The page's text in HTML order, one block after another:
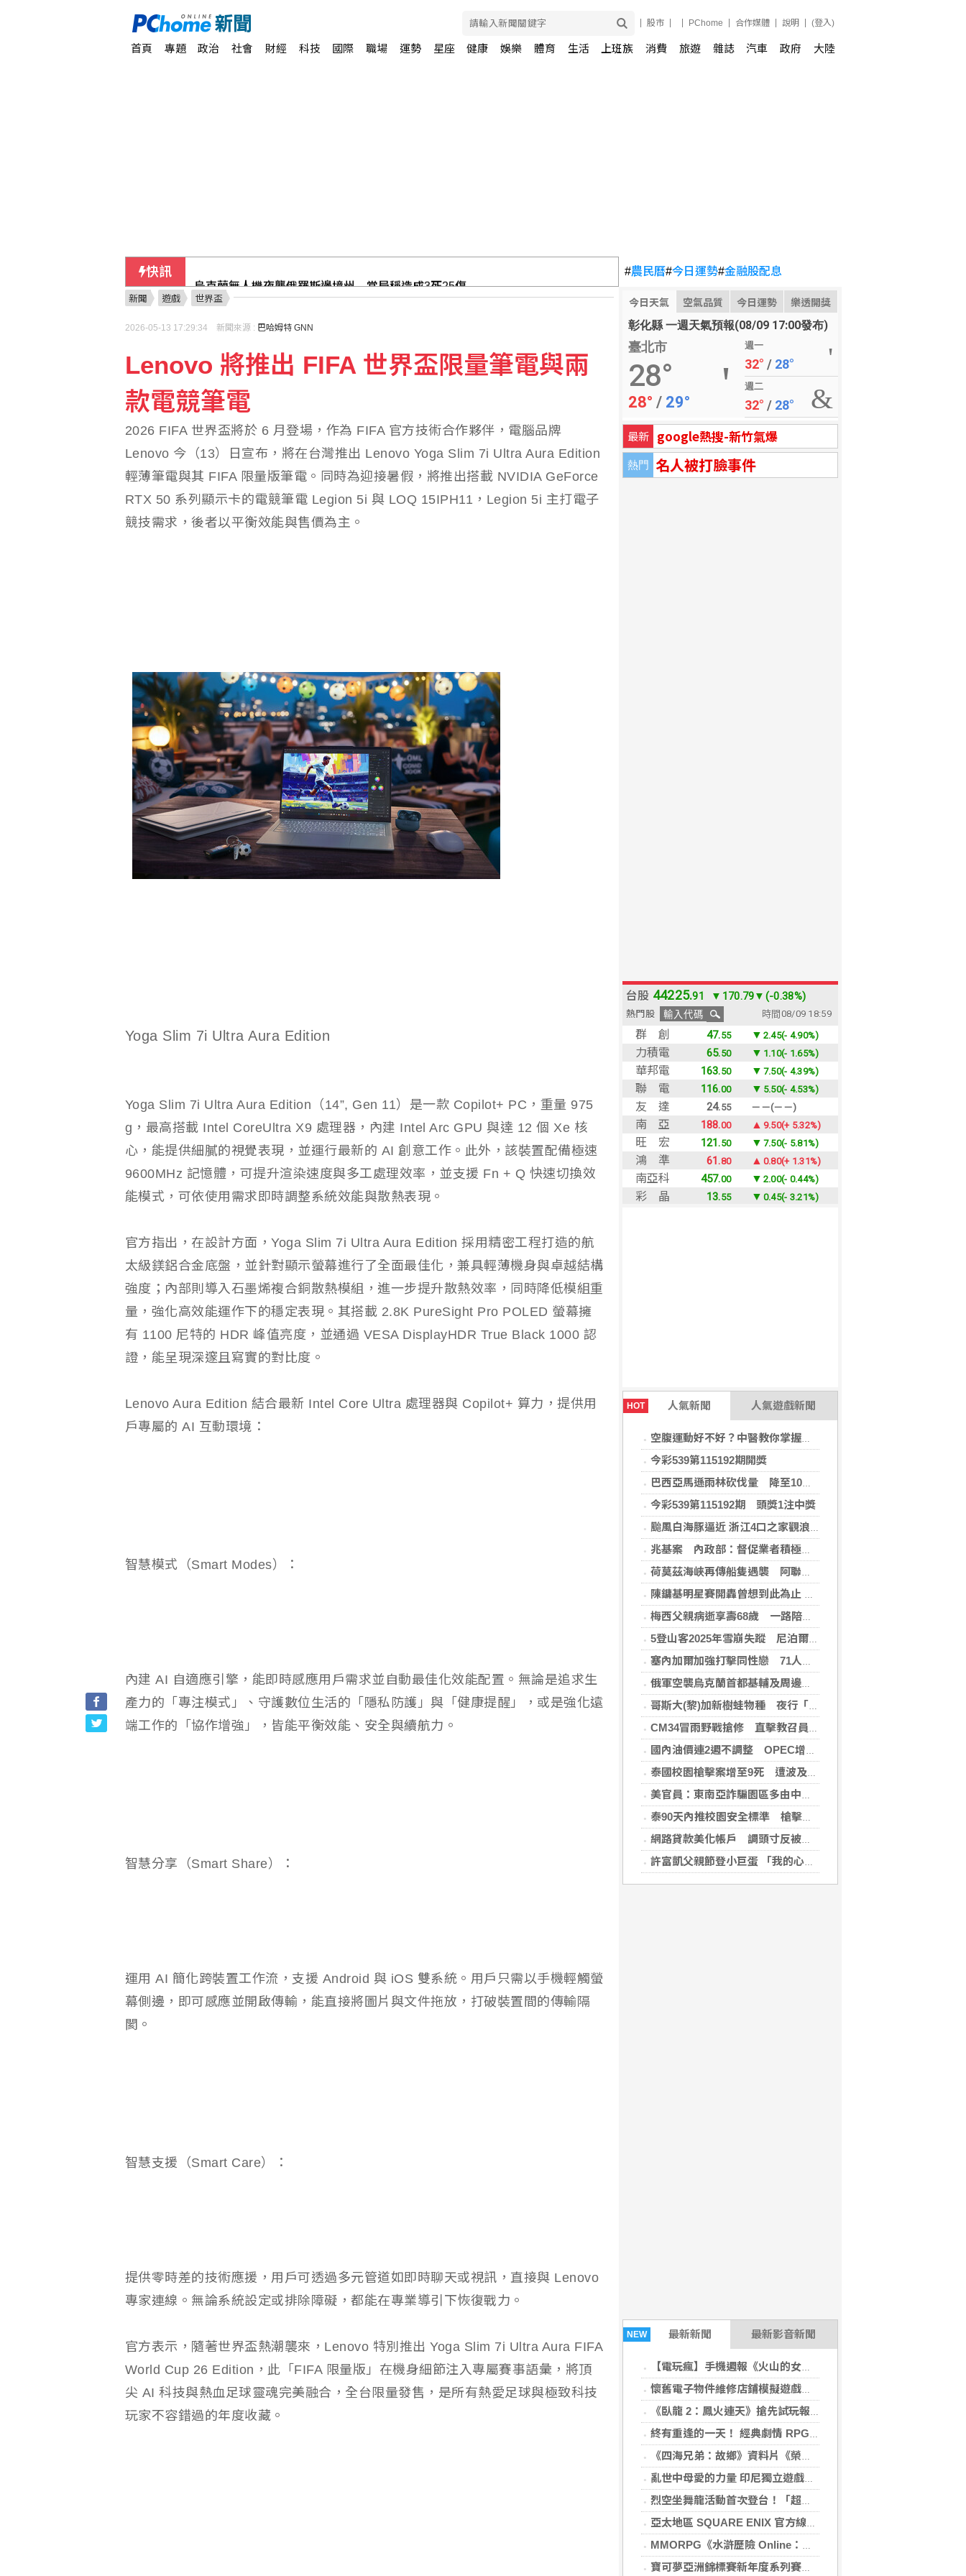
股市 PChome 合作媒體 說明 (登入)
首頁 專題 政治 社會 財經 科技 國際 職場 運勢 星座 健康 娛樂 體育 生活 上班族 消費 旅遊 雜誌 汽車 政府 大陸
快訊
驚！大貨車載榴彈散落路面 陸勤部回應了
西義因移民爭議互祭邊境管制 西班牙首日檢查約200人
#農民曆#今日運勢#金融股配息
今日天氣 空氣品質 今日運勢 樂透開獎
彰化縣 一週天氣預報(08/09 17:00發布)
臺北市
28°
28° / 29°
週一
32° / 28°
週二
32° / 28°
最新 google熱搜-新竹氣爆
熱門 名人被打臉事件
HOT 人氣新聞 人氣遊戲新聞
空腹運動好不好？中醫教你掌握最佳運動時機
今彩539第115192期開獎
巴西亞馬遜雨林砍伐量 降至10年來最低
今彩539第115192期 頭獎1注中獎
颱風白海豚逼近 浙江4口之家觀浪9歲童遭捲走
兆基案 內政部：督促業者積極履約或轉讓契約
荷莫茲海峽再傳船隻遇襲 阿聯控伊朗攻擊國營油輪
陳鏞基明星賽開轟曾想到此為止 轉念享受引退年比賽
梅西父親病逝享壽68歲 一路陪伴兒子闖蕩足壇
5登山客2025年雪崩失蹤 尼泊爾救難隊尋獲遺體
塞內加爾加強打擊同性戀 71人遭控「違反自然行為」
俄軍空襲烏克蘭首都基輔及周邊區域 造成4人喪命
哥斯大(黎)加新樹蛙物種 夜行「咖啡蛙」體長不到4公分
CM34冒雨野戰搶修 直擊教召員協同作戰
國內油價連2週不調整 OPEC增產國際油價跌
泰國校園槍擊案增至9死 遭波及12歲女童不治
美官員：東南亞詐騙園區多由中國背景跨國犯罪組織主導
泰90天內推校園安全標準 槍擊案後全國加強心理篩檢
網路貸款美化帳戶 調頭寸反被當成洗錢人頭帳戶
許富凱父親節登小巨蛋 「我的心肝寶貝」思念爸爸
NEW 最新新聞 最新影音新聞
【電玩瘋】手機週報《火山的女兒》、《無職轉生～到了異世界就拿出真本事～迴響編年史》與《魂墜深境》等遊戲
懷舊電子物件維修店鋪模擬遊戲《維修物語》登陸 Steam 平台
《臥龍 2：鳳火連天》搶先試玩報導 一窺開放世界、空中連段與全新凝神系統
終有重逢的一天！ 經典劇情 RPG 重製完結篇《空之軌跡 the 2nd》公開最新宣傳預告片
《四海兄弟：故鄉》資料片《榮譽份子》8/14 推出 新增故事章節、自由漫遊模式等新內容
亂世中母愛的力量 印尼獨立遊戲《1998：收費員的故事》8/8 登陸 PS5 平台
烈空坐舞龍活動首次登台！「超級烈空坐 ex 降臨祭」於 LaLaport 南港開跑
亞太地區 SQUARE ENIX 官方線上商店擴展服務地區 人氣新商品陸續加入陣容
MMORPG《水滸歷險 Online：重生》已上線 承襲經典玩法並符合現代玩家習慣
寶可夢亞洲錦標賽新年度系列賽正式開幕 全新概念「Pokémon Game On!」同步開跑
新聞 遊戲 世界盃
2026-05-13 17:29:34 新聞來源 : 巴哈姆特 GNN
Lenovo 將推出 FIFA 世界盃限量筆電與兩
款電競筆電
2026 FIFA 世界盃將於 6 月登場，作為 FIFA 官方技術合作夥伴，電腦品牌
Lenovo 今（13）日宣布，將在台灣推出 Lenovo Yoga Slim 7i Ultra Aura Edition
輕薄筆電與其 FIFA 限量版筆電。同時為迎接暑假，將推出搭載 NVIDIA GeForce
RTX 50 系列顯示卡的電競筆電 Legion 5i 與 LOQ 15IPH11，Legion 5i 主打電子
競技需求，後者以平衡效能與售價為主。
Yoga Slim 7i Ultra Aura Edition
Yoga Slim 7i Ultra Aura Edition（14”, Gen 11）是一款 Copilot+ PC，重量 975
g，最高搭載 Intel CoreUltra X9 處理器，內建 Intel Arc GPU 與達 12 個 Xe 核
心，能提供細膩的視覺表現，並運行最新的 AI 創意工作。此外，該裝置配備極速
9600MHz 記憶體，可提升渲染速度與多工處理效率，並支援 Fn + Q 快速切換效
能模式，可依使用需求即時調整系統效能與散熱表現。
官方指出，在設計方面，Yoga Slim 7i Ultra Aura Edition 採用精密工程打造的航
太級鎂鋁合金底盤，並針對顯示螢幕進行了全面最佳化，兼具輕薄機身與卓越結構
強度；內部則導入石墨烯複合銅散熱模組，進一步提升散熱效率，同時降低模組重
量，強化高效能運作下的穩定表現。其搭載 2.8K PureSight Pro POLED 螢幕擁
有 1100 尼特的 HDR 峰值亮度，並通過 VESA DisplayHDR True Black 1000 認
證，能呈現深邃且寫實的對比度。
Lenovo Aura Edition 結合最新 Intel Core Ultra 處理器與 Copilot+ 算力，提供用
戶專屬的 AI 互動環境：
智慧模式（Smart Modes）：
內建 AI 自適應引擎，能即時感應用戶需求並自動最佳化效能配置。無論是追求生
產力的「專注模式」、守護數位生活的「隱私防護」與「健康提醒」，或是強化遠
端工作的「協作增強」，皆能平衡效能、安全與續航力。
智慧分享（Smart Share）：
運用 AI 簡化跨裝置工作流，支援 Android 與 iOS 雙系統。用戶只需以手機輕觸螢
幕側邊，即可感應並開啟傳輸，能直接將圖片與文件拖放，打破裝置間的傳輸隔
閡。
智慧支援（Smart Care）：
提供零時差的技術應援，用戶可透過多元管道如即時聊天或視訊，直接與 Lenovo
專家連線。無論系統設定或排除障礙，都能在專業導引下恢復戰力。
官方表示，隨著世界盃熱潮襲來，Lenovo 特別推出 Yoga Slim 7i Ultra Aura FIFA
World Cup 26 Edition，此「FIFA 限量版」在機身細節注入專屬賽事語彙，將頂
尖 AI 科技與熱血足球靈魂完美融合，全台限量發售，是所有熱愛足球與極致科技
玩家不容錯過的年度收藏。